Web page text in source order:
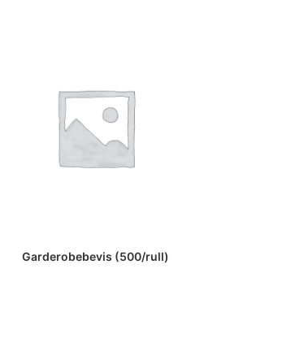
Garderobebevis (500/rull)